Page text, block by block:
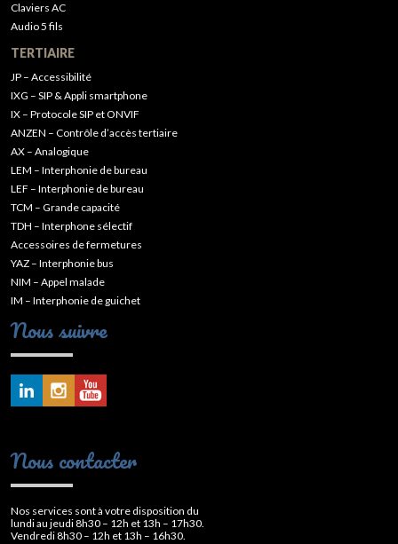
Claviers AC
Audio 5 fils
TERTIAIRE
JP – Accessibilité
IXG – SIP & Appli smartphone
IX – Protocole SIP et ONVIF
ANZEN – Contrôle d’accès tertiaire
AX – Analogique
LEM – Interphonie de bureau
LEF – Interphonie de bureau
TCM – Grande capacité
TDH – Interphone sélectif
Accessoires de fermetures
YAZ – Interphonie bus
NIM – Appel malade
IM – Interphonie de guichet
Nous suivre
Nous contacter
Nos services sont à votre disposition du
lundi au jeudi 8h30 – 12h et 13h – 17h30.
Vendredi 8h30 – 12h et 13h – 16h30.